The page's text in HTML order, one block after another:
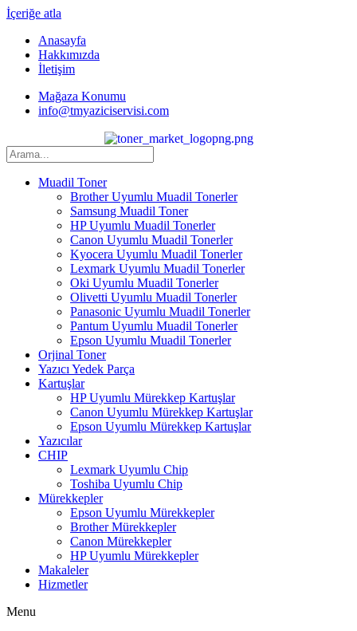
İçeriğe atla
Anasayfa
Hakkımızda
İletişim
Mağaza Konumu
info@tmyaziciservisi.com
Muadil Toner
Brother Uyumlu Muadil Tonerler
Samsung Muadil Toner
HP Uyumlu Muadil Tonerler
Canon Uyumlu Muadil Tonerler
Kyocera Uyumlu Muadil Tonerler
Lexmark Uyumlu Muadil Tonerler
Oki Uyumlu Muadil Tonerler
Olivetti Uyumlu Muadil Tonerler
Panasonic Uyumlu Muadil Tonerler
Pantum Uyumlu Muadil Tonerler
Epson Uyumlu Muadil Tonerler
Orjinal Toner
Yazıcı Yedek Parça
Kartuşlar
HP Uyumlu Mürekkep Kartuşlar
Canon Uyumlu Mürekkep Kartuşlar
Epson Uyumlu Mürekkep Kartuşlar
Yazıcılar
CHIP
Lexmark Uyumlu Chip
Toshiba Uyumlu Chip
Mürekkepler
Epson Uyumlu Mürekkepler
Brother Mürekkepler
Canon Mürekkepler
HP Uyumlu Mürekkepler
Makaleler
Hizmetler
Menu